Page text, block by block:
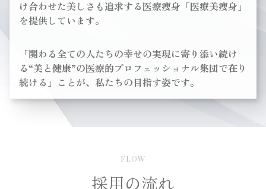
け合わせた美しさも追求する医療痩身「医療美痩身」
を提供しています。
「関わる全ての人たちの幸せの実現に寄り添い続け
る 美と健康 の医療的プロフェッショナル集団で在り
続ける」ことが、私たちの目指す姿です。
FLOW
採用の流れ